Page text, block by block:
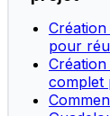
pour
complet